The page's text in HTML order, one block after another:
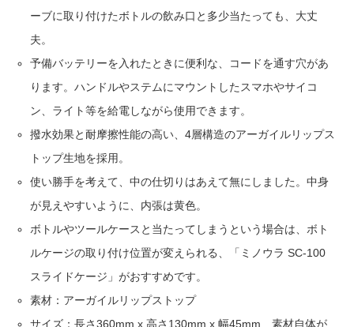
ーブに取り付けたボトルの飲み口と多少当たっても、大丈
夫。
予備バッテリーを入れたときに便利な、コードを通す穴があ
ります。ハンドルやステムにマウントしたスマホやサイコ
ン、ライト等を給電しながら使用できます。
撥水効果と耐摩擦性能の高い、4層構造のアーガイルリップス
トップ生地を採用。
使い勝手を考えて、中の仕切りはあえて無にしました。中身
が見えやすいように、内張は黄色。
ボトルやツールケースと当たってしまうという場合は、ボト
ルケージの取り付け位置が変えられる、「ミノウラ SC-100
スライドケージ」がおすすめです。
素材：アーガイルリップストップ
サイズ：長さ360mm x 高さ130mm x 幅45mm 素材自体が